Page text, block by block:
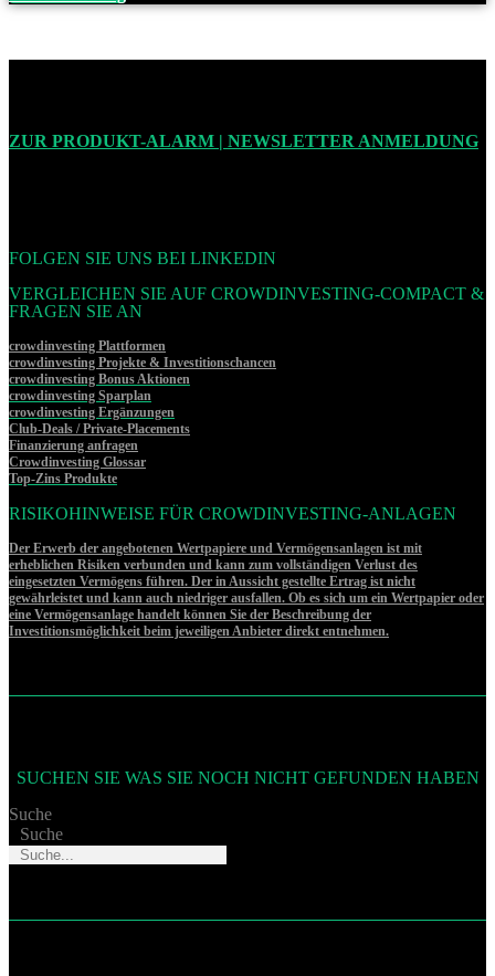
ZUR PRODUKT-ALARM | NEWSLETTER ANMELDUNG
FOLGEN SIE UNS BEI LINKEDIN
VERGLEICHEN SIE AUF CROWDINVESTING-COMPACT &
FRAGEN SIE AN
crowdinvesting Plattformen
crowdinvesting Projekte & Investitionschancen
crowdinvesting Bonus Aktionen
crowdinvesting Sparplan
crowdinvesting Ergänzungen
Club-Deals / Private-Placements
Finanzierung anfragen
Crowdinvesting Glossar
Top-Zins Produkte
RISIKOHINWEISE FÜR CROWDINVESTING-ANLAGEN
Der Erwerb der angebotenen Wertpapiere und Vermögensanlagen ist mit
erheblichen Risiken verbunden und kann zum vollständigen Verlust des
eingesetzten Vermögens führen. Der in Aussicht gestellte Ertrag ist nicht
gewährleistet und kann auch niedriger ausfallen. Ob es sich um ein Wertpapier oder
eine Vermögensanlage handelt können Sie der Beschreibung der
Investitionsmöglichkeit beim jeweiligen Anbieter direkt entnehmen.
SUCHEN SIE WAS SIE NOCH NICHT GEFUNDEN HABEN
Suche
Suche